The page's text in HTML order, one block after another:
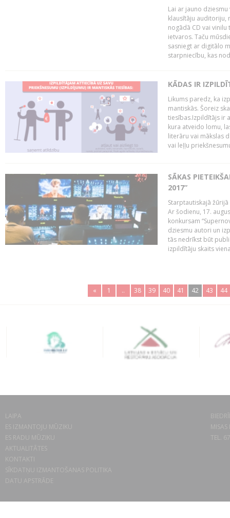
Lai ar jauno
klausītāju auditoriju,
nogādā CD vai
ietvaros. Taču
sasniegt ar digitālo
starpniecību, kas
KĀDAS IR
Likums paredz, ka
mantiskās. Šoreiz
tiesības.Izpildītājs ir
kura atveido lomu,
literāru vai mākslas
vai leļļu
SĀKAS
2017”
Starptautiskajā
Ar šodienu, 17.
konkursam
dziesmu autori un
tās nedrīkst būt
izpildītāju skaits
« 1 .. 38 39 40 41 42 43 44
LAIPA
ES IZMANTOJU MŪZIKU
ES RADU MŪZIKU
AKTUALITĀTES
KONTAKTI
SĪKDATŅU IZMANTOŠANAS POLITIKA
DATU APSTRĀDE
TEL.